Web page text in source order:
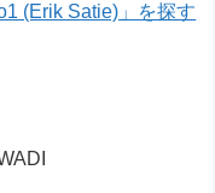
(Erik Satie)」を探す